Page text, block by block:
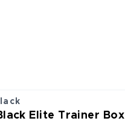
Elite Trainer Box